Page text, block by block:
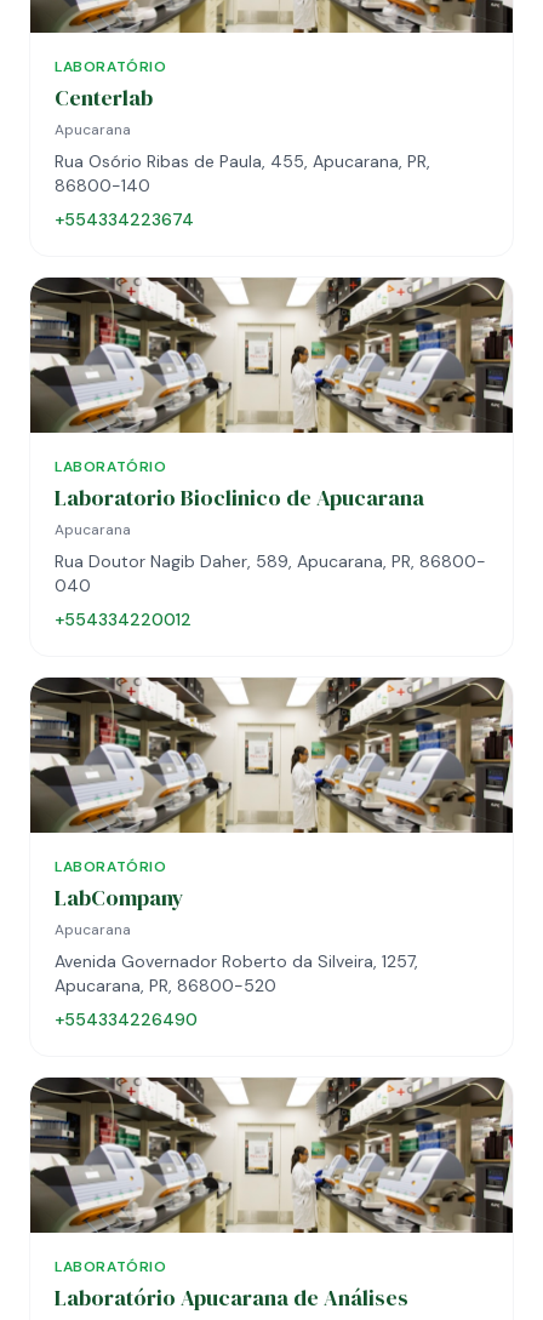
LABORATÓRIO
Centerlab
Apucarana
Rua Osório Ribas de Paula, 455, Apucarana, PR,
86800-140
+554334223674
LABORATÓRIO
Laboratorio Bioclinico de Apucarana
Apucarana
Rua Doutor Nagib Daher, 589, Apucarana, PR, 86800-
040
+554334220012
LABORATÓRIO
LabCompany
Apucarana
Avenida Governador Roberto da Silveira, 1257,
Apucarana, PR, 86800-520
+554334226490
LABORATÓRIO
Laboratório Apucarana de Análises